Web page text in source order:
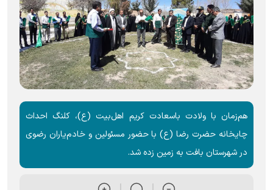
هم‌زمان با ولادت باسعادت کریم اهل‌بیت (ع)، کلنگ احداث
چایخانه حضرت رضا (ع) با حضور مسئولین و خادم‌یاران رضوی
در شهرستان بافت به زمین زده شد.